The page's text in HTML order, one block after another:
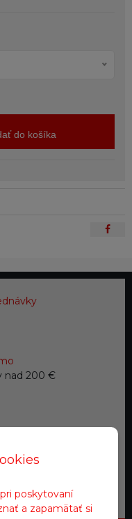
poskytovaní
a zapamätať si
do košíka
nad 200 €